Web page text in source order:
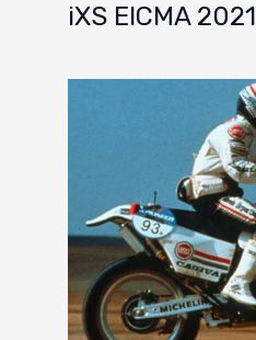
iXS EICMA 2021